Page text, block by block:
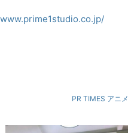
PR TIMES アニメ